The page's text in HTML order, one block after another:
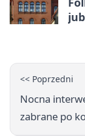
<< Poprzedni
Nocna
zabrane po